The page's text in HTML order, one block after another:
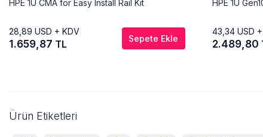
HPE 1U CMA for Easy Install Rail Kit
28,89 USD + KDV
1.659,87 TL Sepete Ekle
HPE 1U
43,34 USD
2.489,80
Ürün Etiketleri